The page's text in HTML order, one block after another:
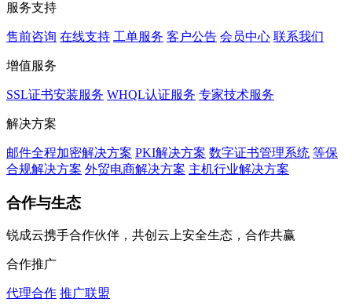
服务支持
售前咨询 在线支持 工单服务 客户公告 会员中心 联系我们
增值服务
SSL证书安装服务 WHQL认证服务 专家技术服务
解决方案
邮件全程加密解决方案 PKI解决方案 数字证书管理系统 等保
合规解决方案 外贸电商解决方案 主机行业解决方案
合作与生态
锐成云携手合作伙伴，共创云上安全生态，合作共赢
合作推广
代理合作 推广联盟